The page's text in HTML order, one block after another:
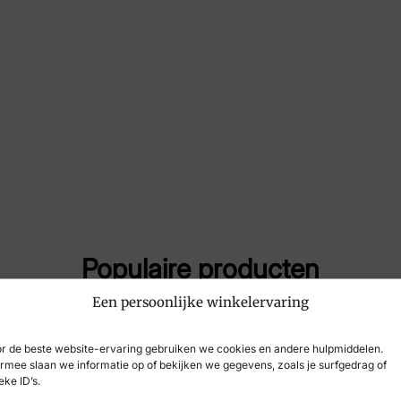
Een persoonlijke winkelervaring
de beste website-ervaring gebruiken we cookies en andere hulpmiddelen.
slaan we informatie op of bekijken we gegevens, zoals je surfgedrag of
ID’s.
Populaire producten